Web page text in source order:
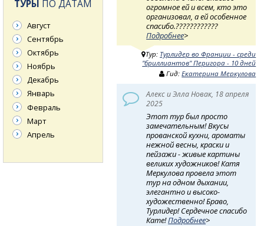
огромное ей и всем, кто это
организовал, а ей особенное
спасибо.????????????
Подробнее>
Тур: Турлидер во Франции - среди
"бриллиантов" Перигора - 10 дней
Гид:Екатерина Меркулова
Алекс и Элла Новак, 18 апреля
2025
Этот тур был просто
замечательным! Вкусы
прованской кухни, ароматы
нежной весны, краски и
пейзажи - живые картины
великих художников! Катя
Меркулова провела этот
тур на одном дыхании,
элегантно и высоко-
художественно! Браво,
Турлидер! Сердечное спасибо
Кате!Подробнее>
ТУРЫ ПО ДАТАМ
Август
Сентябрь
Октябрь
Ноябрь
Декабрь
Январь
Февраль
Март
Апрель